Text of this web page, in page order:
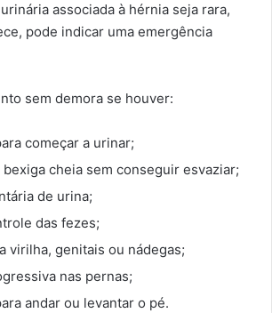
associada à hérnia seja rara,
pode indicar uma emergência
sem demora se houver:
começar a urinar;
bexiga cheia sem conseguir esvaziar;
de urina;
das fezes;
virilha, genitais ou nádegas;
nas pernas;
andar ou levantar o pé.